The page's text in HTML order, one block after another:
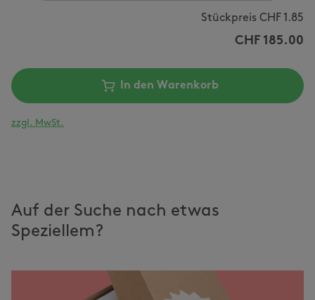
Stückpreis CHF 1.85
CHF 185.00
In den Warenkorb
zzgl. MwSt.
Auf der Suche nach etwas
Speziellem?